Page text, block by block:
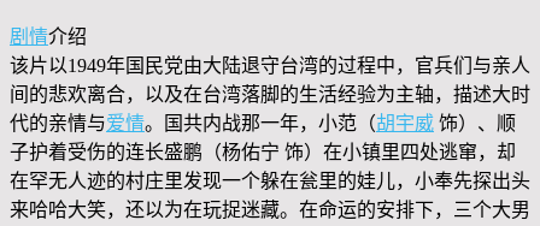
剧情介绍
该片以1949年国民党由大陆退守台湾的过程中，官兵们与亲人
间的悲欢离合，以及在台湾落脚的生活经验为主轴，描述大时
代的亲情与爱情。国共内战那一年，小范（胡宇威 饰）、顺
子护着受伤的连长盛鹏（杨佑宁 饰）在小镇里四处逃窜，却
在罕无人迹的村庄里发现一个躲在瓮里的娃儿，小奉先探出头
来哈哈大笑，还以为在玩捉迷藏。在命运的安排下，三个大男